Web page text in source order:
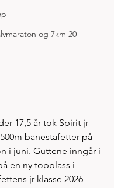
og 7km 20
17,5 år tok Spirit jr
banestafetter på
i juni. Guttene inngår i
en ny topplass i
jr klasse 2026